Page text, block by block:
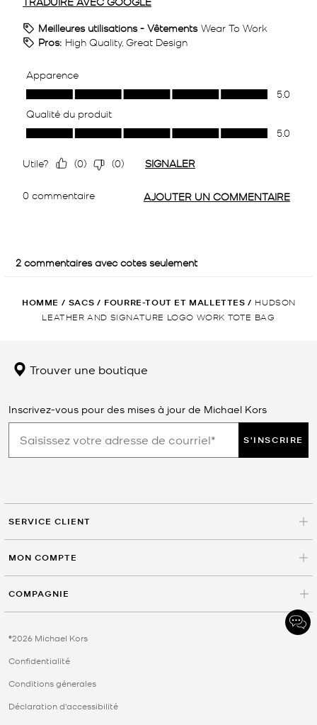
HOMME / SACS / FOURRE-TOUT ET MALLETTES / HUDSON
LEATHER AND SIGNATURE LOGO WORK TOTE BAG
Trouver une boutique
Inscrivez-vous pour des mises à jour de Michael Kors
S'INSCRIRE
SERVICE CLIENT
MON COMPTE
COMPAGNIE
©2026 Michael Kors
Confidentialité
Conditions génerales
Déclaration d'accessibilité